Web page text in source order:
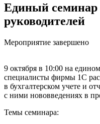
Единый семинар
руководителей
Мероприятие завершено
9 октября в 10:00 на
специалисты фирмы 1С
в бухгалтерском учете и
с ними нововведениях в
Темы семинара: